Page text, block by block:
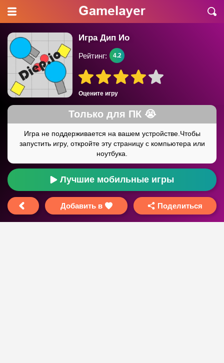
Игра Дип Ио
Оцените игру
Рейтинг: 4.2
Лучшие мобильные игры
Добавить в Поделиться